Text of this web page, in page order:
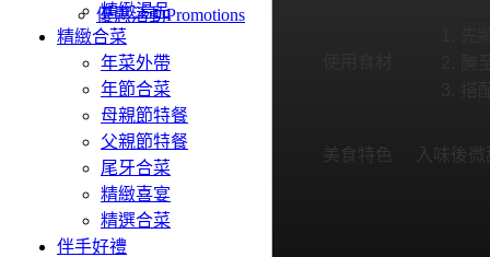
優惠活動Promotions
精緻湯品
精緻合菜
年菜外帶
年節合菜
母親節特餐
父親節特餐
尾牙合菜
精緻喜宴
精選合菜
伴手好禮
美食特色 入味後